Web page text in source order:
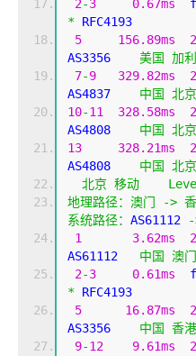
2-3 0.67ms
* RFC4193
5
156.89ms
AS3356 美国 加
7-9 329.82ms
AS4837 中国 北京
10-11 328.58ms
AS4808 中国 北京
13
328.21ms
AS4808 中国 北
北京 移动
地理路径：澳门
->
系统路径： AS61112
1
3.62ms
AS61112 中国 澳门
2-3 0.61ms
* RFC4193
5
16.87ms
AS3356 中国 香港
9-12 9.61ms